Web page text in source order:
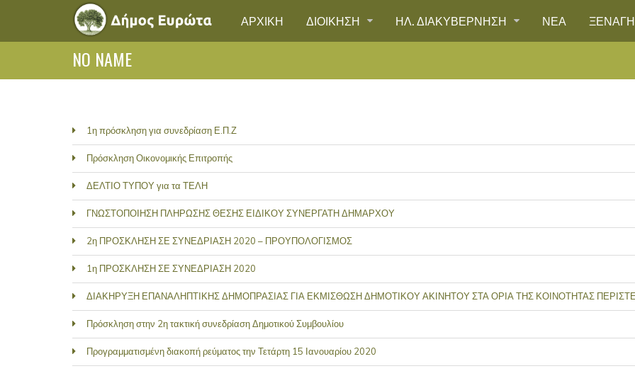
ΑΡΧΙΚΗ ΔΙΟΙΚΗΣΗ ΗΛ. ΔΙΑΚΥΒΕΡΝΗΣΗ ΝΕΑ
NO NAME
1η πρόσκληση για συνεδρίαση Ε.Π.Ζ
Πρόσκληση Οικονομικής Επιτροπής
ΔΕΛΤΙΟ ΤΥΠΟΥ για τα ΤΕΛΗ
ΓΝΩΣΤΟΠΟΙΗΣΗ ΠΛΗΡΩΣΗΣ ΘΕΣΗΣ ΕΙΔΙΚΟΥ ΣΥΝΕΡΓΑΤΗ ΔΗΜΑΡΧΟΥ
2η ΠΡΟΣΚΛΗΣΗ ΣΕ ΣΥΝΕΔΡΙΑΣΗ 2020 – ΠΡΟΥΠΟΛΟΓΙΣΜΟΣ
1η ΠΡΟΣΚΛΗΣΗ ΣΕ ΣΥΝΕΔΡΙΑΣΗ 2020
ΔΙΑΚΗΡΥΞΗ ΕΠΑΝΑΛΗΠΤΙΚΗΣ ΔΗΜΟΠΡΑΣΙΑΣ ΓΙΑ ΕΚΜΙΣΘΩΣΗ ΔΗΜΟΤΙΚΟΥ ΑΚΙΝΗΤΟΥ ΣΤΑ ΟΡΙΑ ΤΗΣ ΚΟΙΝΟΤΗΤΑΣ
Πρόσκληση στην 2η τακτική συνεδρίαση Δημοτικού Συμβουλίου
Προγραμματισμένη διακοπή ρεύματος την Τετάρτη 15 Ιανουαρίου 2020